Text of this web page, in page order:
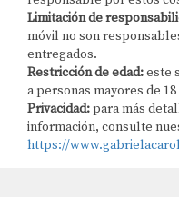
Limitación de
móvil no son
entregados.
Restricción de edad:este
a personas mayores de 18
Privacidad: para más
información, consulte
https://